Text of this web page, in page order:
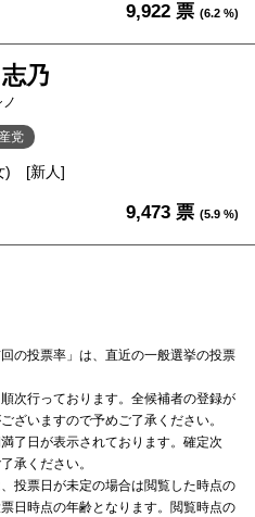
9,922 票 (6.2 %)
乃
党
) [新人]
9,473 票 (5.9 %)
の投票率」は、直近の一般選挙の投票
次行っております。全候補者の登録が
ざいますので予めご了承ください。
了日が表示されております。確定次
承ください。
投票日が未定の場合は閲覧した時点の
日時点の年齢となります。閲覧時点の